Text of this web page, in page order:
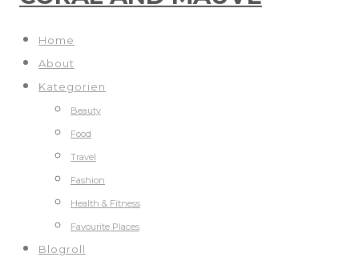
Home
About
Kategorien
Beauty
Food
Travel
Fashion
Health & Fitness
Favourite Places
Blogroll